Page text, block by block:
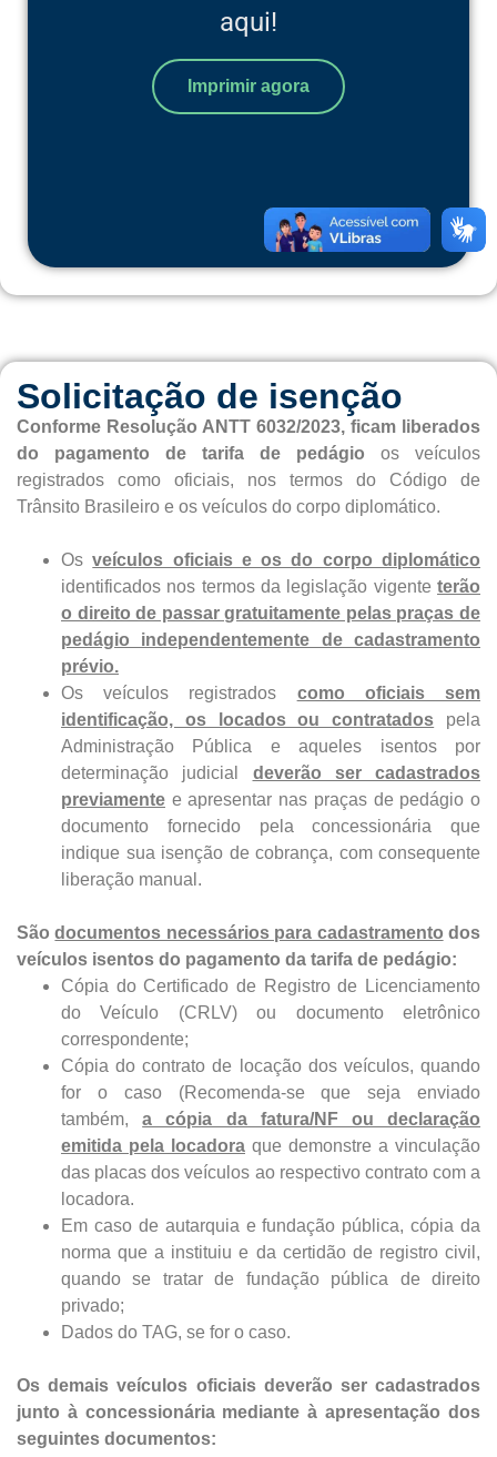
aqui!
Imprimir agora
Solicitação de isenção
Conforme Resolução ANTT 6032/2023, ficam liberados
do pagamento de tarifa de pedágio os veículos
registrados como oficiais, nos termos do Código de
Trânsito Brasileiro e os veículos do corpo diplomático.
Osveículos oficiais e os do corpo diplomático
identificados nos termos da legislação vigente terão
o direito de passar gratuitamente pelas praças de
pedágio independentemente de cadastramento
prévio.
Os veículos registrados como oficiais sem
identificação, os locados ou contratados pela
Administração Pública e aqueles isentos por
determinação judicial deverão ser cadastrados
previamente e apresentar nas praças de pedágio o
documento fornecido pela concessionária que
indique sua isenção de cobrança, com consequente
liberação manual.
Sãodocumentos necessários para cadastramento dos
veículos isentos do pagamento da tarifa de pedágio:
Cópia do Certificado de Registro de Licenciamento
do Veículo (CRLV) ou documento eletrônico
correspondente;
Cópia do contrato de locação dos veículos, quando
for o caso (Recomenda-se que seja enviado
também,a cópia da fatura/NF ou declaração
emitida pela locadora que demonstre a vinculação
das placas dos veículos ao respectivo contrato com a
locadora.
Em caso de autarquia e fundação pública, cópia da
norma que a instituiu e da certidão de registro civil,
quando se tratar de fundação pública de direito
privado;
Dados do TAG, se for o caso.
Os demais veículos oficiais deverão ser cadastrados
junto à concessionária mediante à apresentação dos
seguintes documentos: